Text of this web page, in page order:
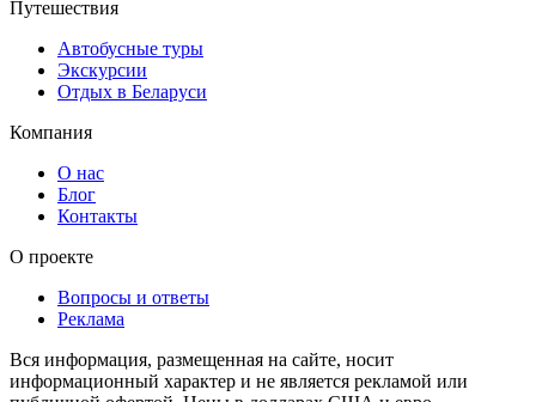
Путешествия
Автобусные туры
Экскурсии
Отдых в Беларуси
Компания
О нас
Блог
Контакты
О проекте
Вопросы и ответы
Реклама
Вся информация, размещенная на сайте, носит
информационный характер и не является рекламой или